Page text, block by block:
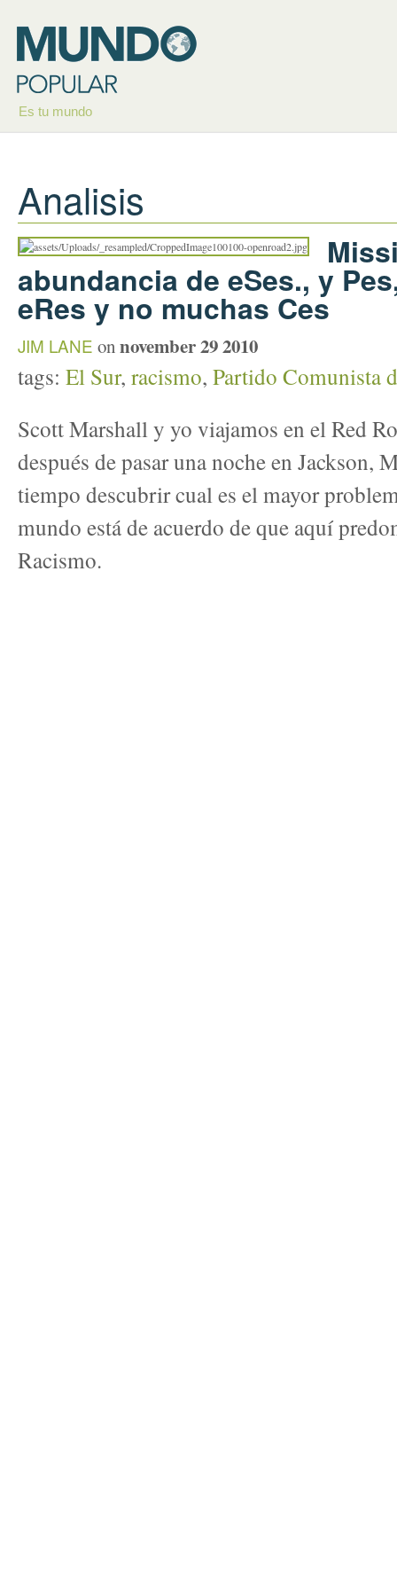
Es tu mundo
Analisis
abundancia de eSes., y
eRes y no muchas Ces
JIM LANE onnovember 29 2010
tags: El Sur, racismo, Partido Comunista
Scott Marshall y yo viajamos en el Red
después de pasar una noche en Jackson,
tiempo descubrir cual es el mayor
mundo está de acuerdo de que aquí
Racismo.